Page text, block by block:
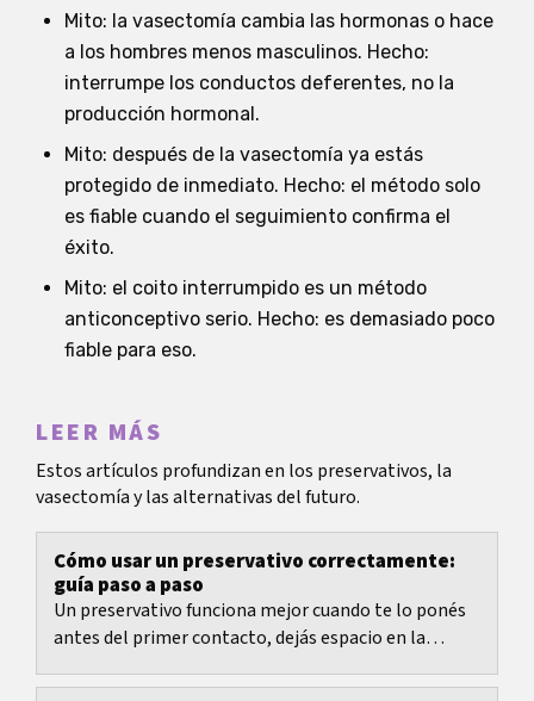
Mito: la vasectomía cambia las hormonas o hace
a los hombres menos masculinos. Hecho:
interrumpe los conductos deferentes, no la
producción hormonal.
Mito: después de la vasectomía ya estás
protegido de inmediato. Hecho: el método solo
es fiable cuando el seguimiento confirma el
éxito.
Mito: el coito interrumpido es un método
anticonceptivo serio. Hecho: es demasiado poco
fiable para eso.
LEER MÁS
Estos artículos profundizan en los preservativos, la
vasectomía y las alternativas del futuro.
Cómo usar un preservativo correctamente:
guía paso a paso
Un preservativo funciona mejor cuando te lo ponés
antes del primer contacto, dejás espacio en la